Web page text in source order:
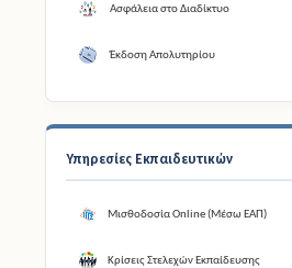
Ασφάλεια στο Διαδίκτυο
Έκδοση Απολυτηρίου
Υπηρεσίες Εκπαιδευτικών
Μισθοδοσία Online (Μέσω ΕΑΠ)
Κρίσεις Στελεχών Εκπαίδευσης